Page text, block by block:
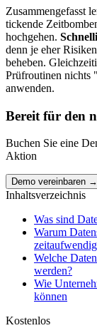
Zusammengefasst
tickende
hochgehen.
denn je eher
beheben.
Prüfroutinen nichts
anwenden.
Bereit für den
Buchen Sie eine
Aktion
Demo vereinbaren →
Inhaltsverzeichnis
Was sind
Warum
Welche
werden?
Wie
können
Kostenlos